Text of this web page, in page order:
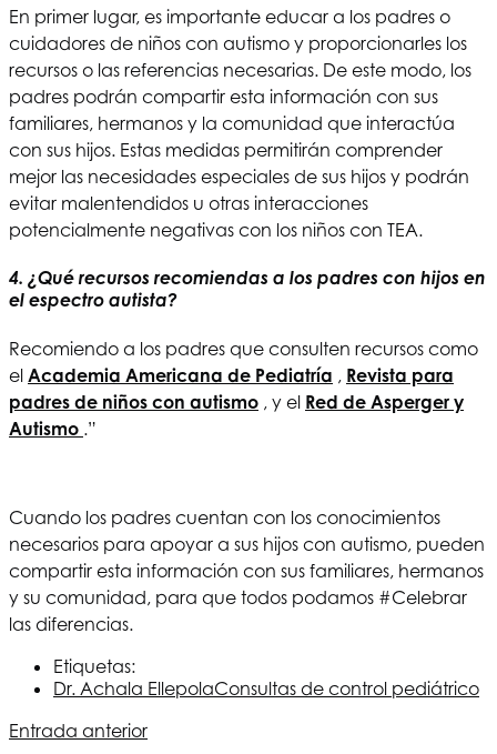
En primer lugar, es importante educar a los padres o
cuidadores de niños con autismo y proporcionarles los
recursos o las referencias necesarias. De este modo, los
padres podrán compartir esta información con sus
familiares, hermanos y la comunidad que interactúa
con sus hijos. Estas medidas permitirán comprender
mejor las necesidades especiales de sus hijos y podrán
evitar malentendidos u otras interacciones
potencialmente negativas con los niños con TEA.
4. ¿Qué recursos recomiendas a los padres con hijos en
el espectro autista?
Recomiendo a los padres que consulten recursos como
el Academia Americana de Pediatría , Revista para
padres de niños con autismo , y el Red de Asperger y
Autismo .”
Cuando los padres cuentan con los conocimientos
necesarios para apoyar a sus hijos con autismo, pueden
compartir esta información con sus familiares, hermanos
y su comunidad, para que todos podamos #Celebrar
las diferencias.
Etiquetas:
Dr. Achala EllepolaConsultas de control pediátrico
Entrada anterior